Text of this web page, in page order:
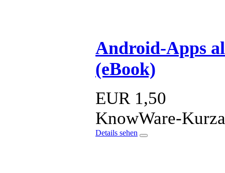
Android-Apps
(eBook)
EUR1,50
KnowWare-
Details sehen